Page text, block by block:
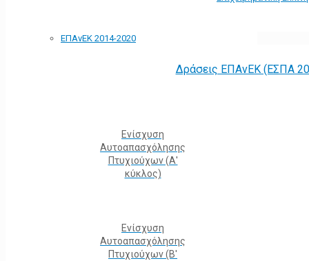
ΕΠΑνΕΚ 2014-2020
Δράσεις ΕΠΑνΕΚ (ΕΣΠΑ
Ενίσχυση
Αυτοαπασχόλησης
Πτυχιούχων (Α'
κύκλος)
Ενίσχυση
Αυτοαπασχόλησης
Πτυχιούχων (Β'